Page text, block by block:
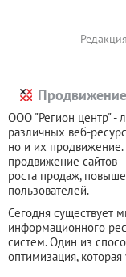
Редакция
ООО "Регион центр" -
различных веб-
но и их продвижение.
продвижение сайтов
роста продаж,
пользователей.
Сегодня существует
информационного
систем. Один из
оптимизация,